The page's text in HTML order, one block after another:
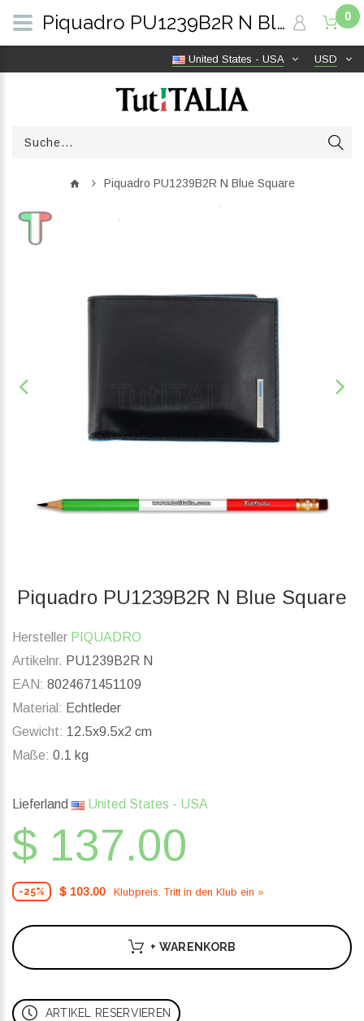
USD
United States - USA
0
Piquadro PU1239B2R N Blue Square
Piquadro PU1239B2R N Blue Square
Hersteller PIQUADRO
Artikelnr. PU1239B2R N
EAN: 8024671451109
Material: Echtleder
Gewicht: 12.5x9.5x2 cm
Maße: 0.1 kg
Lieferland United States - USA
$ 137.00
-25% $ 103.00 Klubpreis. Tritt in den Klub ein »
+ WARENKORB
ARTIKEL RESERVIEREN
Piquadro PU1239B2R N Blue Square | TutITALIA